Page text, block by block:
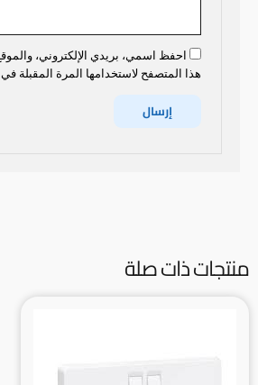
احفظ اسمي، بريدي الإلكتروني،
هذا المتصفح لاستخدامها المرة المقبلة
منتجات ذات صلة